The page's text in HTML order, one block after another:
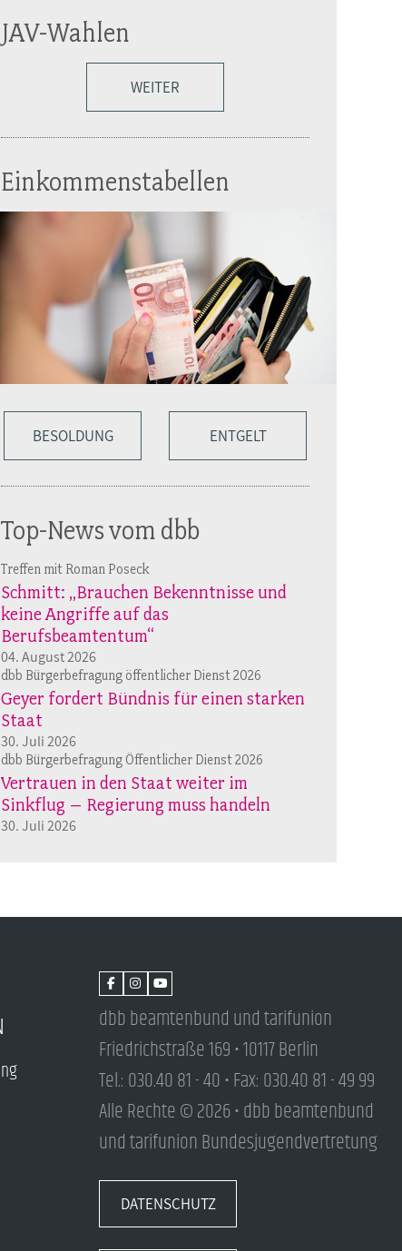
JAV-Wahlen
WEITER
Einkommenstabellen
BESOLDUNG ENTGELT
Top-News vom dbb
Treffen mit Roman Poseck
Schmitt: „Brauchen Bekenntnisse und
keine Angriffe auf das
Berufsbeamtentum“
04. August 2026
dbb Bürgerbefragung öffentlicher Dienst 2026
Geyer fordert Bündnis für einen starken
Staat
30. Juli 2026
dbb Bürgerbefragung Öffentlicher Dienst 2026
Vertrauen in den Staat weiter im
Sinkflug – Regierung muss handeln
30. Juli 2026
dbb beamtenbund und tarifunion
Friedrichstraße 169 • 10117 Berlin
Tel.: 030.40 81 - 40 • Fax: 030.40 81 - 49 99
Alle Rechte © 2026 • dbb beamtenbund
und tarifunion Bundesjugendvertretung
DATENSCHUTZ